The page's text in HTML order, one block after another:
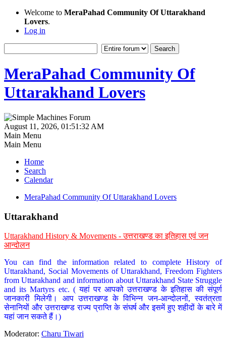
Welcome to MeraPahad Community Of Uttarakhand
Lovers.
Log in
MeraPahad Community Of
Uttarakhand Lovers
August 11, 2026, 01:51:32 AM
Main Menu
Main Menu
Home
Search
Calendar
MeraPahad Community Of Uttarakhand Lovers
Uttarakhand
Uttarakhand History & Movements - उत्तराखण्ड का इतिहास एवं जन
आन्दोलन
You can find the information related to complete History of
Uttarakhand, Social Movements of Uttarakhand, Freedom Fighters
from Uttarakhand and information about Uttarakhand State Struggle
and its Martyrs etc. ( यहां पर आपको उत्तराखण्ड के इतिहास की संपूर्ण
जानकारी मिलेगी। आप उत्तराखण्ड के विभिन्न जन-आन्दोलनों, स्वतंत्रता
सेनानियों और उत्तराखण्ड राज्य प्राप्ति के संघर्ष और इसमें हुए शहीदों के बारे में
यहां जान सकते हैं।)
Moderator: Charu Tiwari